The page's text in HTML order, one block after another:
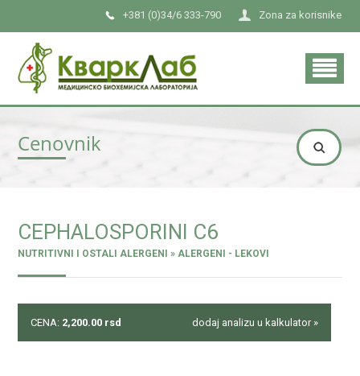
Zona za korisnike
+381 (0)34/6 333-790
Cenovnik
CEPHALOSPORINI C6
NUTRITIVNI I OSTALI ALERGENI » ALERGENI - LEKOVI
CENA: 2,200.00 rsd dodaj analizu u kalkulator »